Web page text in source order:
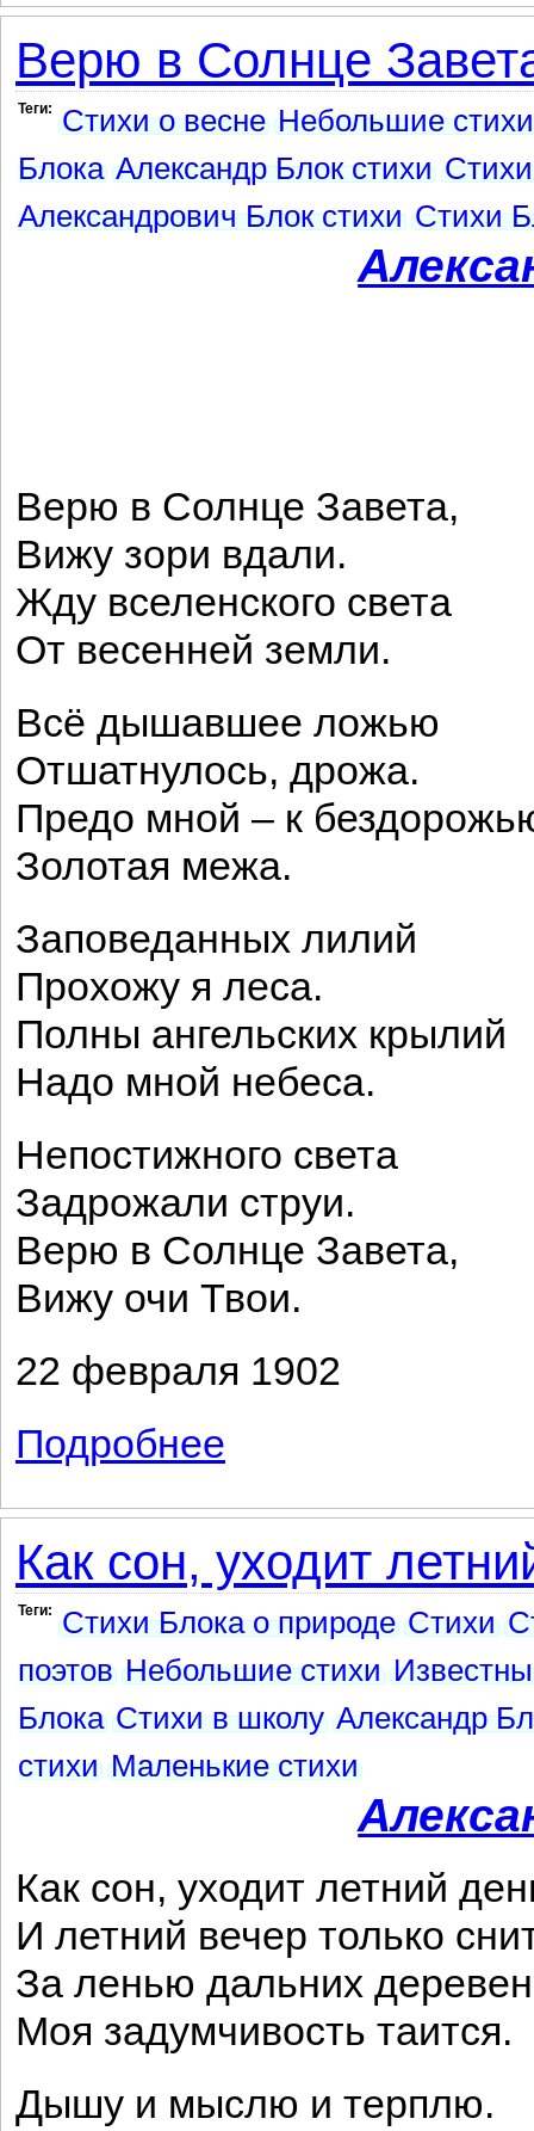
Верю в Солнце
Теги: Стихи о весне Небольшие стихи
Блока Александр Блок стихи
Александрович Блок стихи Стихи
Верю в Солнце Завета,
Вижу зори вдали.
Жду вселенского света
От весенней земли.
Всё дышавшее ложью
Отшатнулось, дрожа.
Предо мной – к
Золотая межа.
Заповеданных лилий
Прохожу я леса.
Полны ангельских крылий
Надо мной небеса.
Непостижного света
Задрожали струи.
Верю в Солнце Завета,
Вижу очи Твои.
22 февраля 1902
Подробнее
Как сон, уходит
Теги: Стихи Блока о природе Стихи
поэтов Небольшие стихи
Блока Стихи в школу Александр
стихи Маленькие стихи
Как сон, уходит летний
И летний вечер только
За ленью дальних
Моя задумчивость таится.
Дышу и мыслю и терплю.